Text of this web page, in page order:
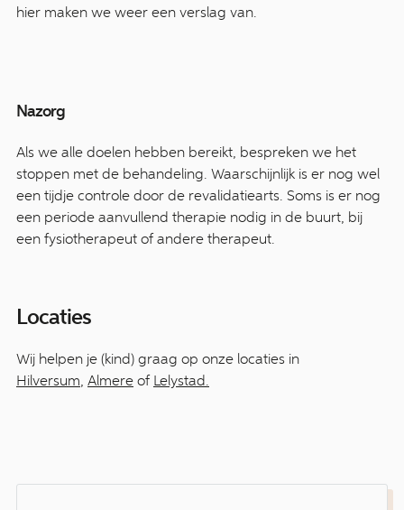
hier maken we weer een verslag van.
Nazorg
Als we alle doelen hebben bereikt, bespreken we het
stoppen met de behandeling. Waarschijnlijk is er nog wel
een tijdje controle door de revalidatiearts. Soms is er nog
een periode aanvullend therapie nodig in de buurt, bij
een fysiotherapeut of andere therapeut.
Locaties
Wij helpen je (kind) graag op onze locaties in
Hilversum, Almere of Lelystad.